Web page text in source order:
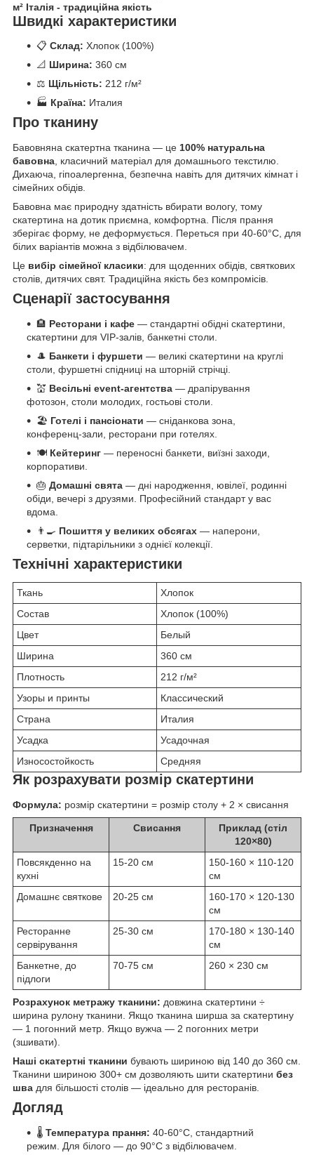
м² Італія - традиційна якість
Швидкі характеристики
📋 Склад: Хлопок (100%)
📐 Ширина: 360 см
⚖️ Щільність: 212 г/м²
🏭 Країна: Италия
Про тканину
Бавовняна скатертна тканина — це 100% натуральна
бавовна , класичний матеріал для домашнього текстилю.
Дихаюча, гіпоалергенна, безпечна навіть для дитячих кімнат і
сімейних обідів.
Бавовна має природну здатність вбирати вологу, тому
скатертина на дотик приємна, комфортна. Після прання
зберігає форму, не деформується. Переться при 40-60°C, для
білих варіантів можна з відбілювачем.
Це вибір сімейної класики: для щоденних обідів, святкових
столів, дитячих свят. Традиційна якість без компромісів.
Сценарії застосування
🏨 Ресторани і кафе — стандартні обідні скатертини,
скатертини для VIP-залів, банкетні столи.
🎩 Банкети і фуршети — великі скатертини на круглі
столи, фуршетні спідниці на шторній стрічці.
💒 Весільні event-агентства — драпірування
фотозон, столи молодих, гостьові столи.
🏖️ Готелі і пансіонати — сніданкова зона,
конференц-зали, ресторани при готелях.
🍽️ Кейтеринг — переносні банкети, виїзні заходи,
корпоративи.
🎂 Домашні свята — дні народження, ювілеї, родинні
обіди, вечері з друзями. Професійний стандарт у вас
вдома.
👨🍳 Пошиття у великих обсягах — наперони,
серветки, підтарільники з однієї колекції.
Технічні характеристики
Ткань
Хлопок
Состав
Хлопок (100%)
Цвет
Белый
Ширина
360 см
Плотность
212 г/м²
Узоры и принты
Классический
Страна
Италия
Усадка
Усадочная
Износостойкость
Средняя
Як розрахувати розмір скатертини
Формула: розмір скатертини = розмір столу + 2 × свисання
Призначення Свисання
Приклад (стіл
120×80)
Повсякденно на
кухні
15-20 см
150-160 × 110-120
см
Домашнє святкове
20-25 см
160-170 × 120-130
см
Ресторанне
сервірування
25-30 см
170-180 × 130-140
см
Банкетне, до
підлоги
70-75 см 260 × 230 см
Розрахунок метражу тканини: довжина скатертини ÷
ширина рулону тканини. Якщо тканина ширша за скатертину
— 1 погонний метр. Якщо вужча — 2 погонних метри
(зшивати).
Наші скатертні тканини бувають шириною від 140 до 360 см.
Тканини шириною 300+ см дозволяють шити скатертини без
шва для більшості столів — ідеально для ресторанів.
Догляд
🌡️ Температура прання: 40-60°C, стандартний
режим. Для білого — до 90°C з відбілювачем.